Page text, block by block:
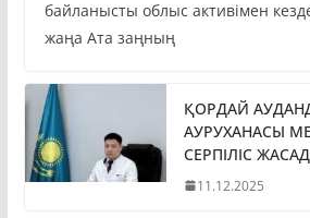
байланысты облыс активімен
жаңа Ата заңның
ҚОРДАЙ
АУРУХАНАСЫ
СЕРПІЛІС
11.12.2025